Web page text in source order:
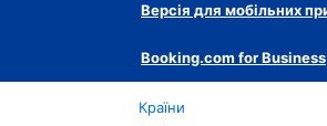
Версія для мобільних
Booking.com for Business
Країни